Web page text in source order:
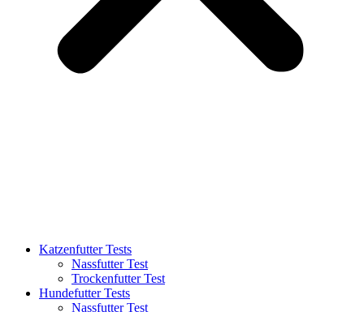
Katzenfutter Tests
Nassfutter Test
Trockenfutter Test
Hundefutter Tests
Nassfutter Test